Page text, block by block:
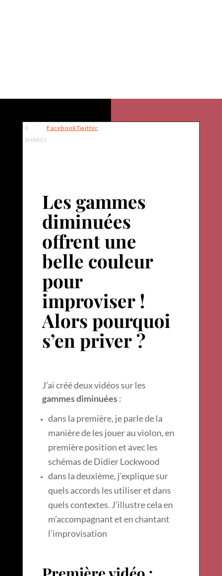
0
SHARES
FacebookTwitter
Les gammes
diminuées
offrent une
belle couleur
pour
improviser !
Alors pourquoi
s’en priver ?
J’ai créé deux vidéos sur les
gammes diminuées:
dans la première, je parle de la
manière de les jouer au violon, en
première position et avec les
schémas de Didier Lockwood
dans la deuxième, j’explique sur
quels accords les utiliser et dans
quels contextes. J’illustre cela en
m’accompagnant et en chantant
l’improvisation